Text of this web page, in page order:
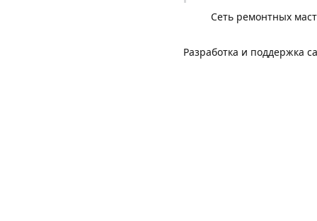
Сеть ремонтных
Разработка и поддержка